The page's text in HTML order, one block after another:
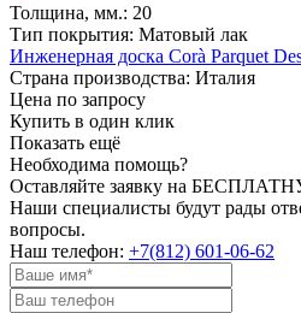
Толщина, мм.: 20
Тип покрытия: Матовый лак
Инженерная доска Corà Parquet
Страна производства: Италия
Цена по запросу
Купить в один клик
Показать ещё
Необходима помощь?
Оставляйте заявку на
Наши специалисты будут рады
вопросы.
Наш телефон: +7(812) 601-06-62